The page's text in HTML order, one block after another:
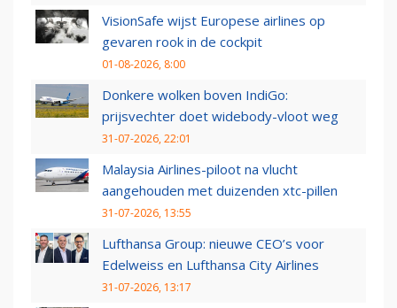
VisionSafe wijst Europese airlines op
gevaren rook in de cockpit
01-08-2026, 8:00
Donkere wolken boven IndiGo:
prijsvechter doet widebody-vloot weg
31-07-2026, 22:01
Malaysia Airlines-piloot na vlucht
aangehouden met duizenden xtc-pillen
31-07-2026, 13:55
Lufthansa Group: nieuwe CEO’s voor
Edelweiss en Lufthansa City Airlines
31-07-2026, 13:17